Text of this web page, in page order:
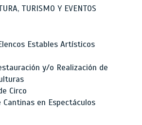
TURISMO Y EVENTOS
Estables Artísticos
y/o Realización de
Circo
Cantinas en Espectáculos